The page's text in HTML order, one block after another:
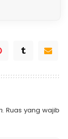
Ruas yang wajib